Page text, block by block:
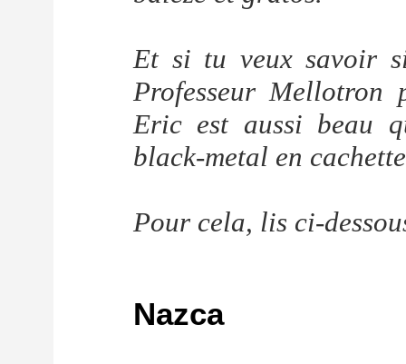
Et si tu veux savoir
Professeur Mellotron
Eric est aussi beau
black-metal en cachette
Pour cela, lis ci-
Nazca